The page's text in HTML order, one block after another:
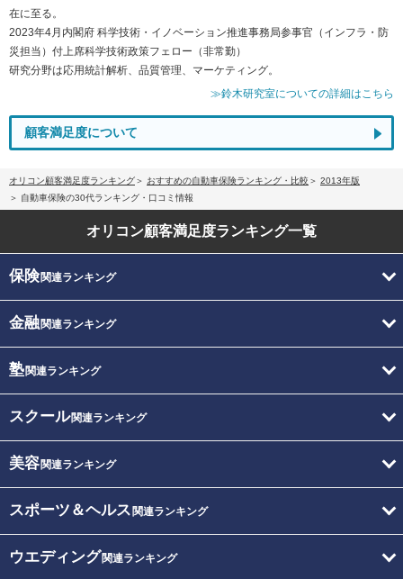
在に至る。
2023年4月内閣府 科学技術・イノベーション推進事務局参事官（インフラ・防
災担当）付上席科学技術政策フェロー（非常勤）
研究分野は応用統計解析、品質管理、マーケティング。
≫鈴木研究室についての詳細はこちら
顧客満足度について
オリコン顧客満足度ランキング おすすめの自動車保険ランキング・比較
2013年版
自動車保険の30代ランキング・口コミ情報
オリコン顧客満足度ランキング一覧
保険関連ランキング
金融関連ランキング
塾関連ランキング
スクール関連ランキング
美容関連ランキング
スポーツ＆ヘルス 関連ランキング
ウエディング関連ランキング